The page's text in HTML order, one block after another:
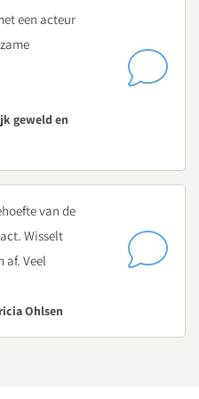
en hoe zorg
huiselijk geweld rond een
met een deskundige zoals de
een acteur
geweld en
van de
Wisselt
Veel
Ohlsen